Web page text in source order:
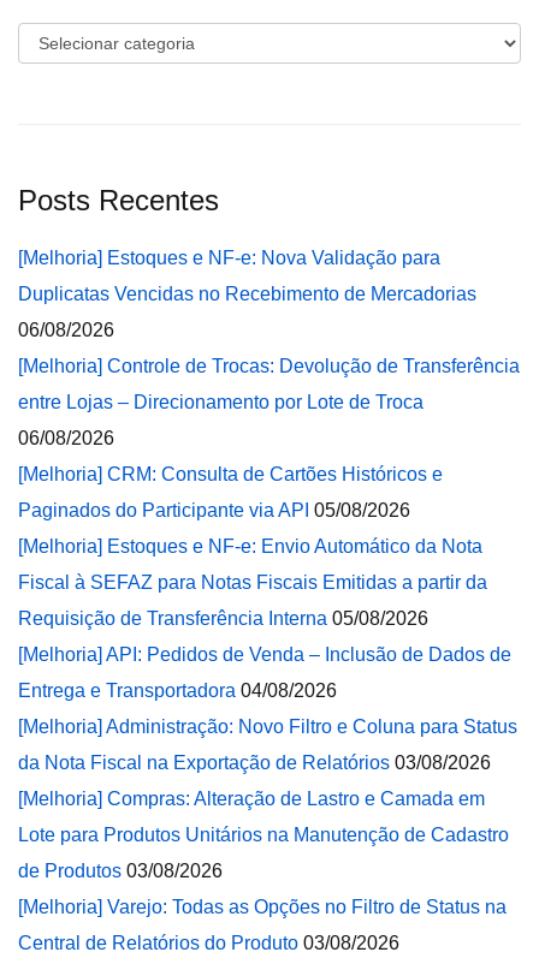
Categorias
Posts Recentes
[Melhoria] Estoques e NF-e: Nova Validação para
Duplicatas Vencidas no Recebimento de Mercadorias
06/08/2026
[Melhoria] Controle de Trocas: Devolução de Transferência
entre Lojas – Direcionamento por Lote de Troca
06/08/2026
[Melhoria] CRM: Consulta de Cartões Históricos e
Paginados do Participante via API 05/08/2026
[Melhoria] Estoques e NF-e: Envio Automático da Nota
Fiscal à SEFAZ para Notas Fiscais Emitidas a partir da
Requisição de Transferência Interna 05/08/2026
[Melhoria] API: Pedidos de Venda – Inclusão de Dados de
Entrega e Transportadora 04/08/2026
[Melhoria] Administração: Novo Filtro e Coluna para Status
da Nota Fiscal na Exportação de Relatórios 03/08/2026
[Melhoria] Compras: Alteração de Lastro e Camada em
Lote para Produtos Unitários na Manutenção de Cadastro
de Produtos 03/08/2026
[Melhoria] Varejo: Todas as Opções no Filtro de Status na
Central de Relatórios do Produto 03/08/2026